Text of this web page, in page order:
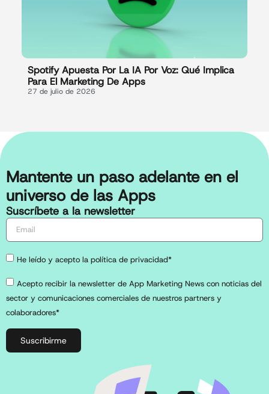
Spotify Apuesta Por La IA Por Voz: Qué Implica
Para El Marketing De Apps
27 de julio de 2026
Mantente un paso adelante en el
universo de las Apps
Suscríbete a la newsletter
He leído y acepto la política de privacidad*
Acepto recibir la newsletter de App Marketing News con noticias del
sector y comunicaciones comerciales de nuestros partners y
colaboradores*
Suscribirme